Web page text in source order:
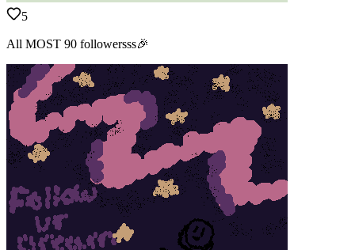
5
All MOST 90 followersss🎉